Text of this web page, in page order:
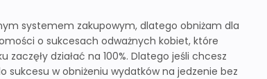
systemem zakupowym, dlatego obniżam dla
o sukcesach odważnych kobiet, które
działać na 100%. Dlatego jeśli chcesz
sukcesu w obniżeniu wydatków na jedzenie bez